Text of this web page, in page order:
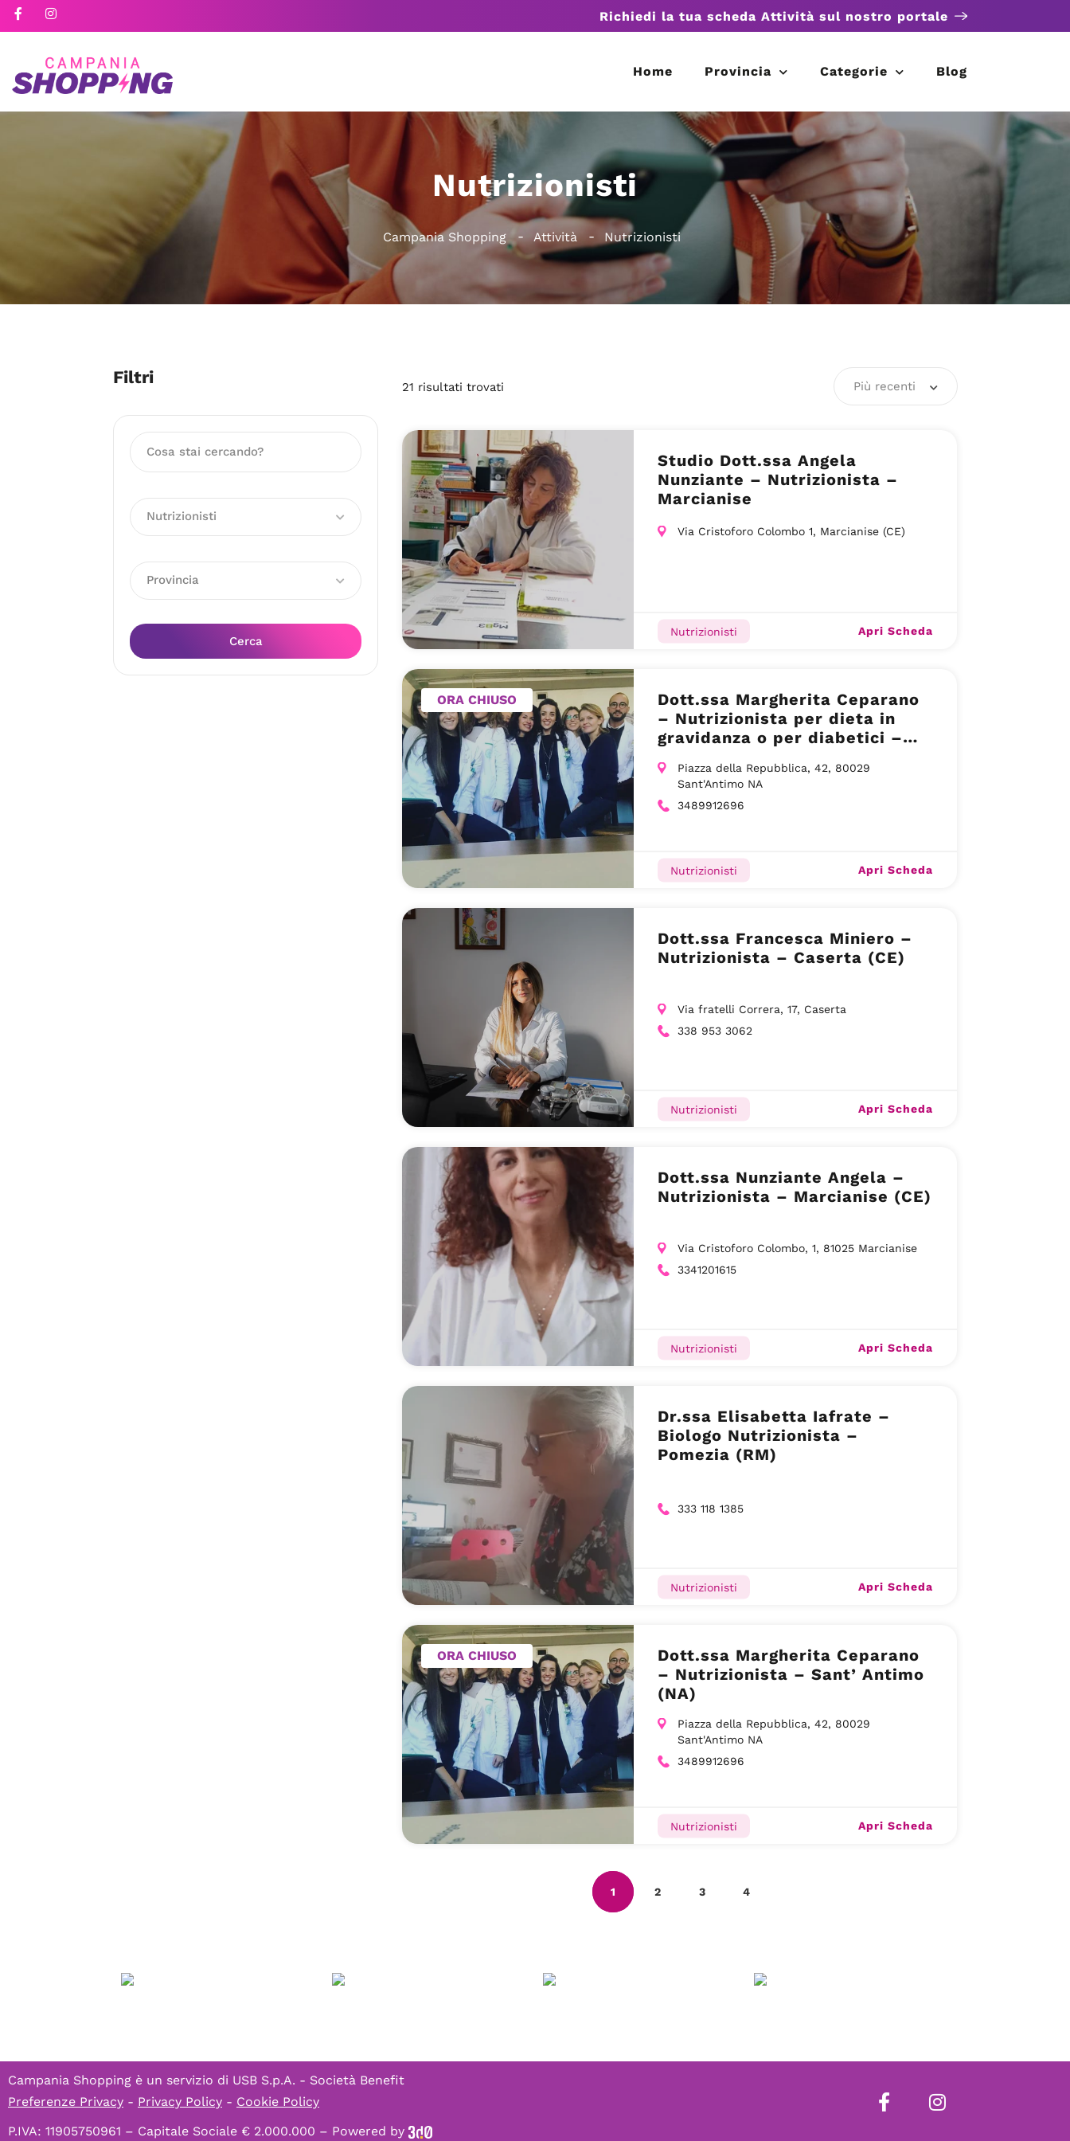
Richiedi la tua scheda Attività sul nostro portale
Home Provincia Categorie Blog
Nutrizionisti
Campania Shopping Attività Nutrizionisti
Filtri
Nutrizionisti
Provincia
Cerca
21 risultati trovati Più recenti
Studio Dott.ssa Angela
Nunziante – Nutrizionista –
Marcianise
Via Cristoforo Colombo 1, Marcianise (CE)
Nutrizionisti Apri Scheda
ORA CHIUSO
Dott.ssa Margherita Ceparano
– Nutrizionista per dieta in
gravidanza o per diabetici –
Piazza della Repubblica, 42, 80029
Sant'Antimo NA
3489912696
Nutrizionisti Apri Scheda
Dott.ssa Francesca Miniero –
Nutrizionista – Caserta (CE)
Via fratelli Correra, 17, Caserta
338 953 3062
Nutrizionisti Apri Scheda
Dott.ssa Nunziante Angela –
Nutrizionista – Marcianise (CE)
Via Cristoforo Colombo, 1, 81025 Marcianise
3341201615
Nutrizionisti Apri Scheda
Dr.ssa Elisabetta Iafrate –
Biologo Nutrizionista –
Pomezia (RM)
333 118 1385
Nutrizionisti Apri Scheda
ORA CHIUSO
Dott.ssa Margherita Ceparano
– Nutrizionista – Sant’ Antimo
(NA)
Piazza della Repubblica, 42, 80029
Sant'Antimo NA
3489912696
Nutrizionisti Apri Scheda
1 2 3 4
Campania Shopping è un servizio di USB S.p.A. - Società Benefit
Preferenze Privacy - Privacy Policy - Cookie Policy
P.IVA: 11905750961 – Capitale Sociale € 2.000.000 – Powered by